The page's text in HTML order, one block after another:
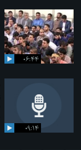
۰۶:۴۴
۰۹:۱۴